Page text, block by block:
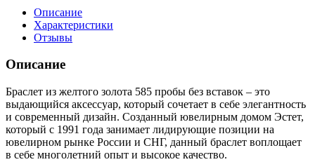
Описание
Характеристики
Отзывы
Описание
Браслет из желтого золота 585 пробы без вставок – это
выдающийся аксессуар, который сочетает в себе элегантность
и современный дизайн. Созданный ювелирным домом Эстет,
который с 1991 года занимает лидирующие позиции на
ювелирном рынке России и СНГ, данный браслет воплощает
в себе многолетний опыт и высокое качество.